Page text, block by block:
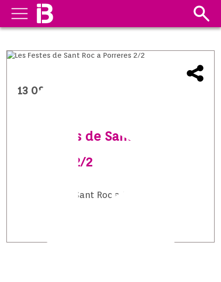
13 08 2014
Les Festes de Sant Roc a
Porreres 2/2
Les festes de Sant Roc a Porreres 2/2